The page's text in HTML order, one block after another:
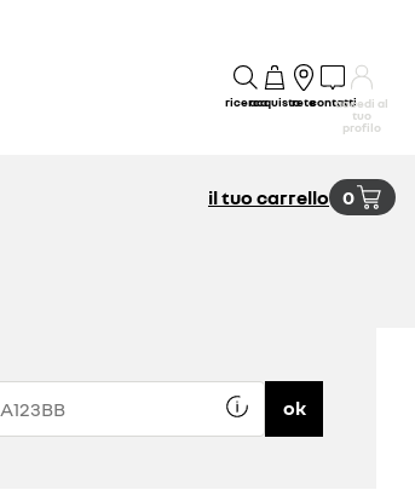
ricercaacquistoretecontattiaccedi al
tuo
profilo
il tuo carrello 0
ok